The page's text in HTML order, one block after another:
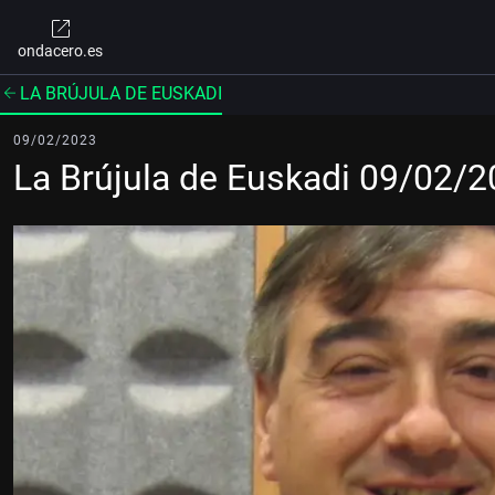
ondacero.es
LA BRÚJULA DE EUSKADI
09/02/2023
La Brújula de Euskadi 09/02/